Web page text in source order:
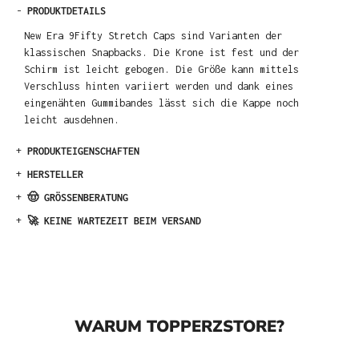
- PRODUKTDETAILS
New Era 9Fifty Stretch Caps sind Varianten der
klassischen Snapbacks. Die Krone ist fest und der
Schirm ist leicht gebogen. Die Größe kann mittels
Verschluss hinten variiert werden und dank eines
eingenähten Gummibandes lässt sich die Kappe noch
leicht ausdehnen.
+ PRODUKTEIGENSCHAFTEN
+ HERSTELLER
+ 🤠 GRÖSSENBERATUNG
+ 🚀 KEINE WARTEZEIT BEIM VERSAND
WARUM TOPPERZSTORE?